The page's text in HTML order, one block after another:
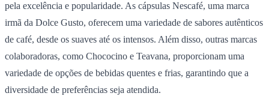
pela excelência e popularidade. As cápsulas Nescafé, uma marca
irmã da Dolce Gusto, oferecem uma variedade de sabores autênticos
de café, desde os suaves até os intensos. Além disso, outras marcas
colaboradoras, como Chococino e Teavana, proporcionam uma
variedade de opções de bebidas quentes e frias, garantindo que a
diversidade de preferências seja atendida.